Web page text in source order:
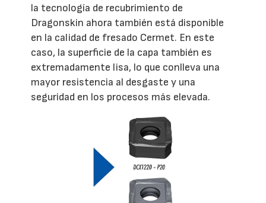
la tecnología de recubrimiento de
Dragonskin ahora también está disponible
en la calidad de fresado Cermet. En este
caso, la superficie de la capa también es
extremadamente lisa, lo que conlleva una
mayor resistencia al desgaste y una
seguridad en los procesos más elevada.